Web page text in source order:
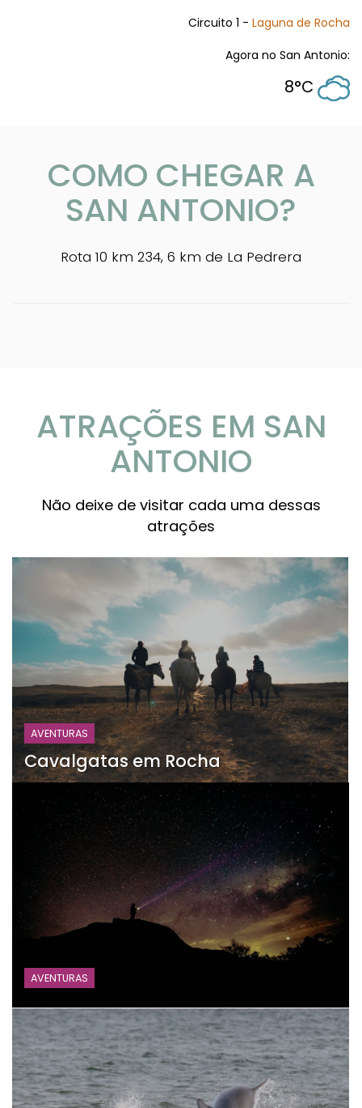
Circuito 1 - Laguna de Rocha
Agora no San Antonio:
8°C
COMO CHEGAR A
SAN ANTONIO?
Rota 10 km 234, 6 km de La Pedrera
ATRAÇÕES EM SAN
ANTONIO
Não deixe de visitar cada uma dessas
atrações
AVENTURAS
Cavalgatas em Rocha
AVENTURAS